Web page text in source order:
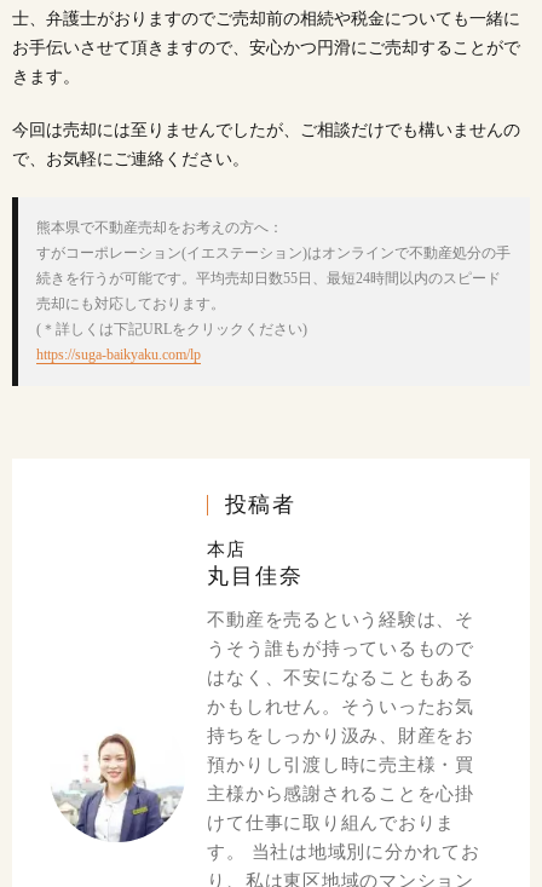
士、弁護士がおりますのでご売却前の相続や税金についても一緒に
お手伝いさせて頂きますので、安心かつ円滑にご売却することがで
きます。
今回は売却には至りませんでしたが、ご相談だけでも構いませんの
で、お気軽にご連絡ください。
熊本県で不動産売却をお考えの方へ：
すがコーポレーション(イエステーション)はオンラインで不動産処分の手
続きを行うが可能です。平均売却日数55日、最短24時間以内のスピード
売却にも対応しております。
https://suga-baikyaku.com/lp
投稿者
本店
丸目佳奈
不動産を売るという経験は、そ
うそう誰もが持っているもので
はなく、不安になることもある
かもしれせん。そういったお気
持ちをしっかり汲み、財産をお
預かりし引渡し時に売主様・買
主様から感謝されることを心掛
けて仕事に取り組んでおりま
す。 当社は地域別に分かれてお
り、私は東区地域のマンション